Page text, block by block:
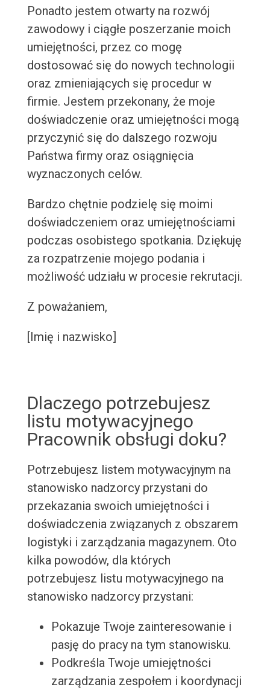
Ponadto jestem otwarty na rozwój
zawodowy i ciągłe poszerzanie moich
umiejętności, przez co mogę
dostosować się do nowych technologii
oraz zmieniających się procedur w
firmie. Jestem przekonany, że moje
doświadczenie oraz umiejętności mogą
przyczynić się do dalszego rozwoju
Państwa firmy oraz osiągnięcia
wyznaczonych celów.
Bardzo chętnie podzielę się moimi
doświadczeniem oraz umiejętnościami
podczas osobistego spotkania. Dziękuję
za rozpatrzenie mojego podania i
możliwość udziału w procesie rekrutacji.
Z poważaniem,
[Imię i nazwisko]
Dlaczego potrzebujesz
listu motywacyjnego
Pracownik obsługi doku?
Potrzebujesz listem motywacyjnym na
stanowisko nadzorcy przystani do
przekazania swoich umiejętności i
doświadczenia związanych z obszarem
logistyki i zarządzania magazynem. Oto
kilka powodów, dla których
potrzebujesz listu motywacyjnego na
stanowisko nadzorcy przystani:
Pokazuje Twoje zainteresowanie i
pasję do pracy na tym stanowisku.
Podkreśla Twoje umiejętności
zarządzania zespołem i koordynacji